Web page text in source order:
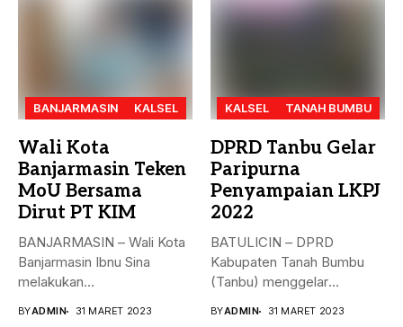
BANJARMASIN KALSEL
Wali Kota
Banjarmasin Teken
MoU Bersama
Dirut PT KIM
BANJARMASIN – Wali Kota
Banjarmasin Ibnu Sina
melakukan
BYADMIN 31 MARET 2023
KALSEL TANAH BUMBU
DPRD Tanbu Gelar
Paripurna
Penyampaian LKPJ
2022
BATULICIN – DPRD
Kabupaten Tanah Bumbu
(Tanbu) menggelar
BYADMIN 31 MARET 2023